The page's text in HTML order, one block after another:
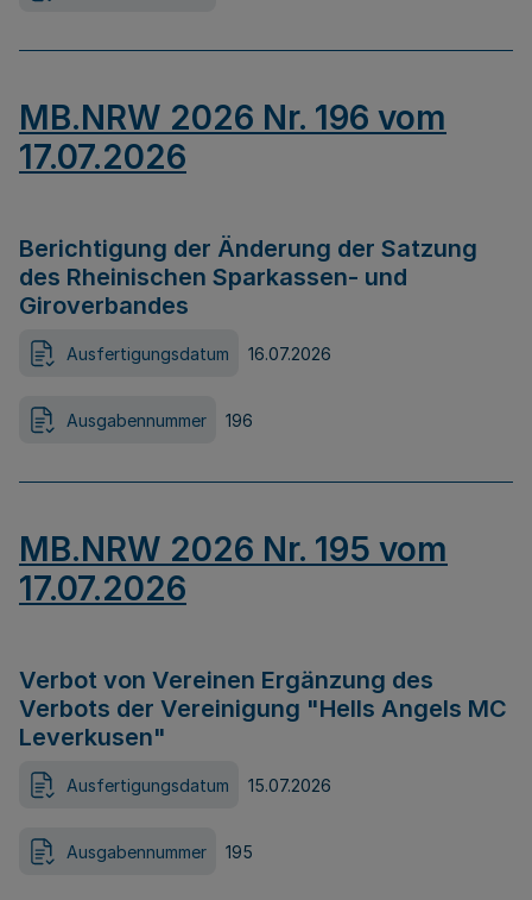
MB.NRW 2026 Nr. 196 vom
17.07.2026
Berichtigung der Änderung der Satzung
des Rheinischen Sparkassen- und
Giroverbandes
Ausfertigungsdatum 16.07.2026
Ausgabennummer 196
MB.NRW 2026 Nr. 195 vom
17.07.2026
Verbot von Vereinen Ergänzung des
Verbots der Vereinigung "Hells Angels MC
Leverkusen"
Ausfertigungsdatum 15.07.2026
Ausgabennummer 195